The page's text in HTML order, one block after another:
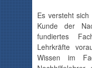
Es versteht
Kunde der
fundiertes
Lehrkräfte
Wissen im